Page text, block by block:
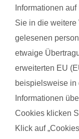
selbst Kinder und
und
Informationen
Sie in die weitere
gelesenen
etwaige
erweiterten EU
beispielsweise in
Informationen
Cookies klicken
Klick auf